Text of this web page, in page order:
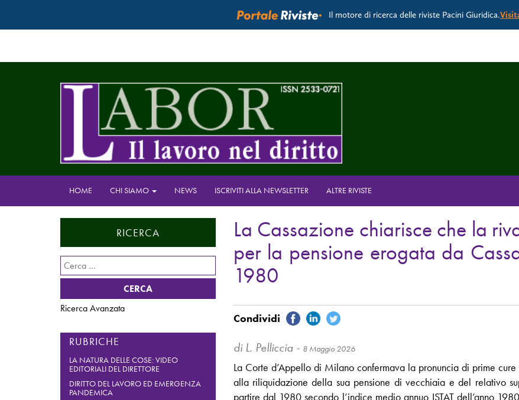
Il motore di ricerca delle riviste Pacini Giuridica.
HOME CHI SIAMO NEWS ISCRIVITI ALLA NEWSLETTER ALTRE RIVISTE
La Cassazione chiarisce che la
per la pensione erogata da
1980
di L. Pelliccia - 8 Maggio 2026
La Corte d’Appello di Milano confermava la pronuncia di prime
alla riliquidazione della sua pensione di vecchiaia e del relativo
partire dal 1980 secondo l’indice medio annuo ISTAT dell’anno
RICERCA
Ricerca
per:
Ricerca Avanzata
RUBRICHE
LA NATURA DELLE COSE: VIDEO
EDITORIALI DEL DIRETTORE
DIRITTO DEL LAVORO ED EMERGENZA
PANDEMICA